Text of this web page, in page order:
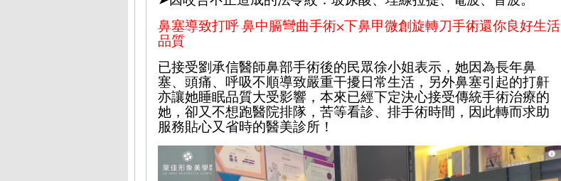
鼻塞導致打呼 鼻中膈彎曲手術⨉下鼻甲微創旋轉刀手術還你良好生活
品質
已接受劉承信醫師鼻部手術後的民眾徐小姐表示，她因為長年鼻
塞、頭痛、呼吸不順導致嚴重干擾日常生活，另外鼻塞引起的打鼾
亦讓她睡眠品質大受影響，本來已經下定決心接受傳統手術治療的
她，卻又不想跑醫院排隊 ， 苦等看診、排手術時間，因此轉而求助
服務貼心又省時的醫美診所！